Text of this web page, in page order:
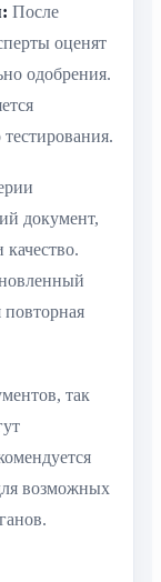
После
оценят
одобрения.
документ,
повторная
так
возможных